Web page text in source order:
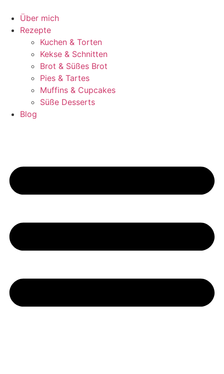
Inhalt
springen
Über mich
Rezepte
Kuchen & Torten
Kekse & Schnitten
Brot & Süßes Brot
Pies & Tartes
Muffins & Cupcakes
Süße Desserts
Blog